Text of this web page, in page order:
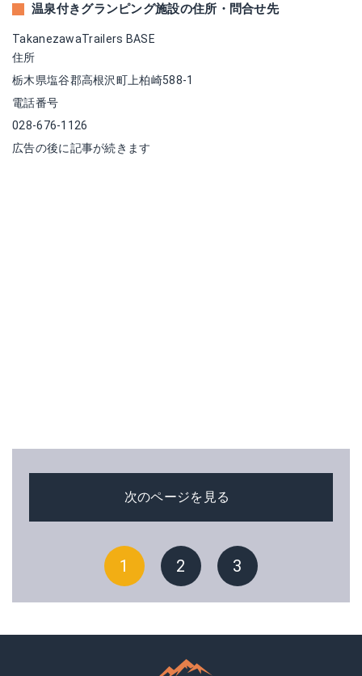
温泉付きグランピング施設の住所・問合せ先
TakanezawaTrailers BASE
住所
栃木県塩谷郡高根沢町上柏崎588-1
電話番号
028-676-1126
広告の後に記事が続きます
次のページを見る
1 2 3